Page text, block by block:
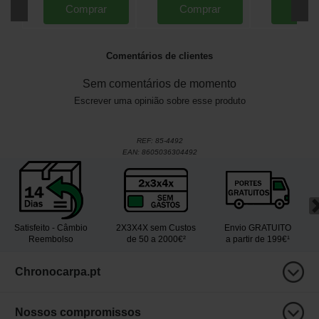
Comprar Comprar
Comentários de clientes
Sem comentários de momento
Escrever uma opinião sobre esse produto
REF: 85-4492
EAN: 8605036304492
Satisfeito - Câmbio
Reembolso
2X3X4X sem Custos
de 50 a 2000€²
Envio GRATUITO
a partir de 199€¹
Chronocarpa.pt
Nossos compromissos